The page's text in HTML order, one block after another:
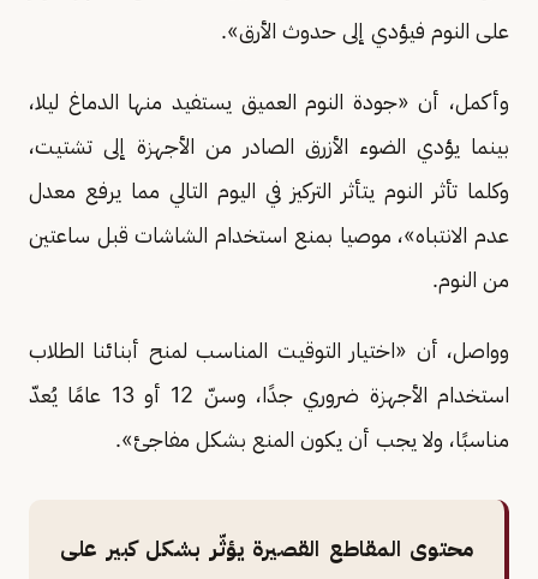
على النوم فيؤدي إلى حدوث الأرق».
وأكمل، أن «جودة النوم العميق يستفيد منها الدماغ ليلا،
بينما يؤدي الضوء الأزرق الصادر من الأجهزة إلى تشتيت،
وكلما تأثر النوم يتأثر التركيز في اليوم التالي مما يرفع معدل
عدم الانتباه»، موصيا بمنع استخدام الشاشات قبل ساعتين
من النوم.
وواصل، أن «اختيار التوقيت المناسب لمنح أبنائنا الطلاب
استخدام الأجهزة ضروري جدًا، وسنّ 12 أو 13 عامًا يُعدّ
مناسبًا، ولا يجب أن يكون المنع بشكل مفاجئ».
محتوى المقاطع القصيرة يؤثّر بشكل كبير على